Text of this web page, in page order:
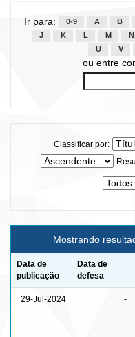
Ir para: 0-9 A B
J
K L M N
U
V
ou entre
Classificar por:
Mostrando
Data de
publicação
Data de
defesa
29-Jul-2024 -